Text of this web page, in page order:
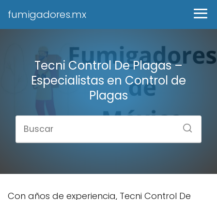
fumigadores.mx
Tecni Control De Plagas –
Especialistas en Control de
Plagas
Con años de experiencia, Tecni Control De